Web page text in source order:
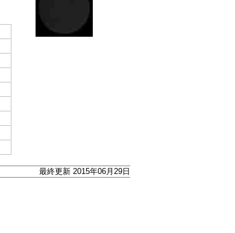
最終更新 2015年06月29日